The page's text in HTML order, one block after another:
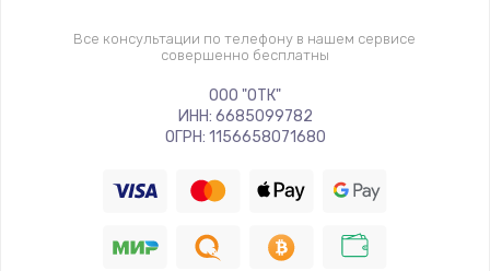
Все консультации по телефону в нашем сервисе
совершенно бесплатны
ООО "ОТК"
ИНН: 6685099782
ОГРН: 1156658071680